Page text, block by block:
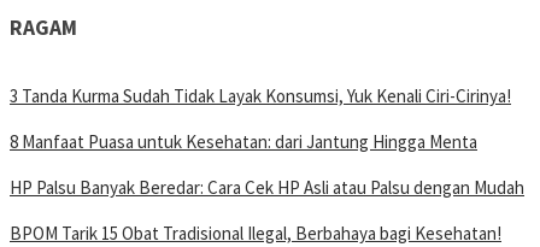
RAGAM
3 Tanda Kurma Sudah Tidak Layak Konsumsi, Yuk Kenali Ciri-Cirinya!
8 Manfaat Puasa untuk Kesehatan: dari Jantung Hingga Menta
HP Palsu Banyak Beredar: Cara Cek HP Asli atau Palsu dengan Mudah
BPOM Tarik 15 Obat Tradisional Ilegal, Berbahaya bagi Kesehatan!